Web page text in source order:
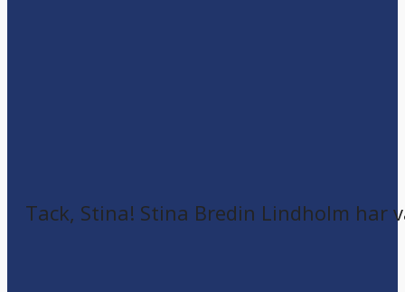
Tack, Stina! Stina Bredin Lindholm har